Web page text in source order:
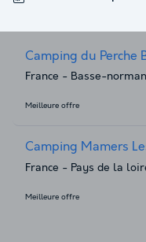
Camping du Perche
France - Basse-
Meilleure offre
Camping Mamers
France - Pays de la
Meilleure offre